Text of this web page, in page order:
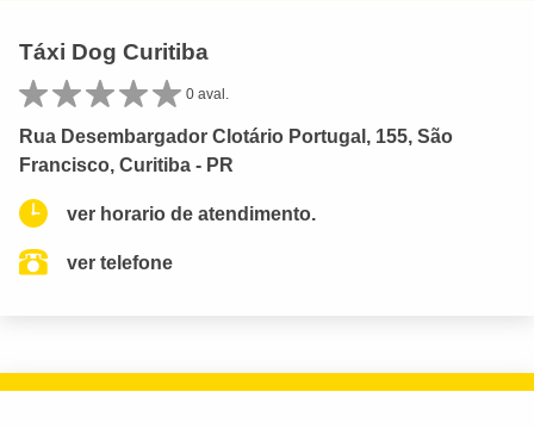
Táxi Dog Curitiba
0 aval.
Rua Desembargador Clotário Portugal, 155, São
Francisco, Curitiba - PR
ver horario de atendimento.
ver telefone